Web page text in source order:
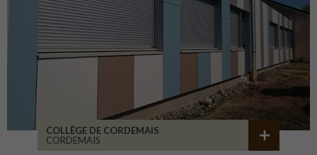
COLLÈGE DE CORDEMAIS
CORDEMAIS